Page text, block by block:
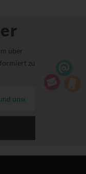
über
zu